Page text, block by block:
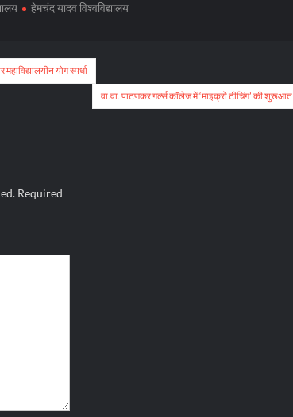
हेमचंद यादव विश्वविद्यालय
योग स्पर्धा
वा.वा. पाटणकर गर्ल्स कॉलेज में ‘माइक्रो टीचिंग’ की शुरूआत
Required